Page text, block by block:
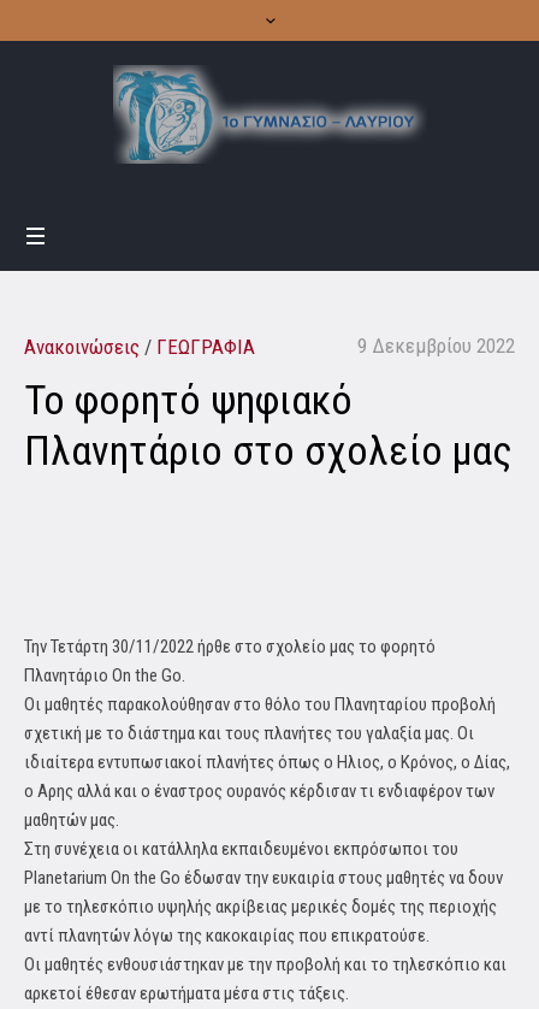
9 Δεκεμβρίου 2022
Ανακοινώσεις / ΓΕΩΓΡΑΦΙΑ
Το φορητό ψηφιακό
Πλανητάριο στο σχολείο μας
Την Τετάρτη 30/11/2022 ήρθε στο σχολείο μας το φορητό
Πλανητάριο On the Go.
Οι μαθητές παρακολούθησαν στο θόλο του Πλανηταρίου προβολή
σχετική με το διάστημα και τους πλανήτες του γαλαξία μας. Οι
ιδιαίτερα εντυπωσιακοί πλανήτες όπως ο Ηλιος, ο Κρόνος, ο Δίας,
ο Αρης αλλά και ο έναστρος ουρανός κέρδισαν τι ενδιαφέρον των
μαθητών μας.
Στη συνέχεια οι κατάλληλα εκπαιδευμένοι εκπρόσωποι του
Planetarium On the Go έδωσαν την ευκαιρία στους μαθητές να δουν
με το τηλεσκόπιο υψηλής ακρίβειας μερικές δομές της περιοχής
αντί πλανητών λόγω της κακοκαιρίας που επικρατούσε.
Οι μαθητές ενθουσιάστηκαν με την προβολή και το τηλεσκόπιο και
αρκετοί έθεσαν ερωτήματα μέσα στις τάξεις.